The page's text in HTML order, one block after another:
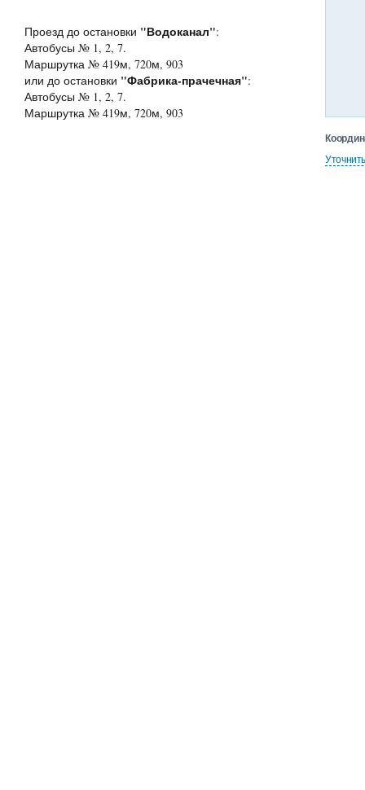
Проезд до остановки "Водоканал":
Автобусы № 1, 2, 7.
Маршрутка № 419м, 720м, 903
или до остановки "Фабрика-прачечная":
Автобусы № 1, 2, 7.
Маршрутка № 419м, 720м, 903